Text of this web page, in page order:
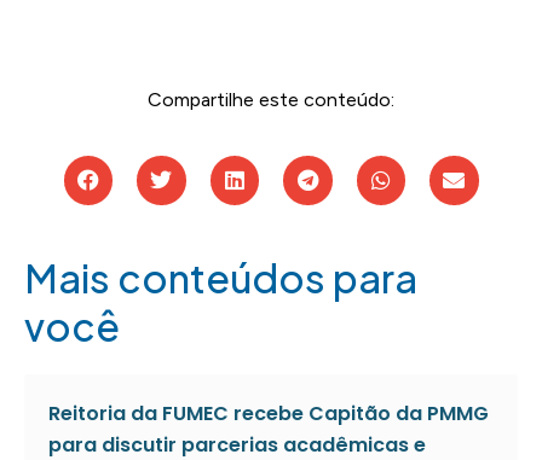
Compartilhe este conteúdo:
Mais conteúdos para
você
Reitoria da FUMEC recebe Capitão da PMMG
para discutir parcerias acadêmicas e